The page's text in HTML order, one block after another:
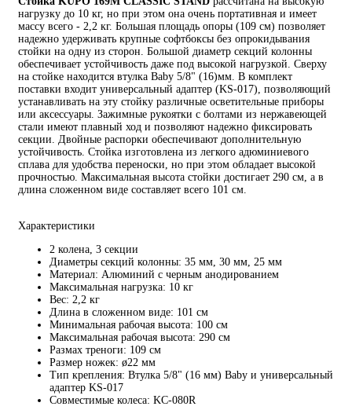
нагрузку до 10 кг, но при этом она очень портативная и имеет
массу всего - 2,2 кг. Большая площадь опоры (109 см) позволяет
надежно удерживать крупные софтбоксы без опрокидывания
стойки на одну из сторон. Большой диаметр секций колонны
обеспечивает устойчивость даже под высокой нагрузкой. Сверху
на стойке находится втулка Baby 5/8" (16)мм. В комплект
поставки входит универсальный адаптер (KS-017), позволяющий
устанавливать на эту стойку различные осветительные приборы
или аксессуары. Зажимные рукоятки с болтами из нержавеющей
стали имеют плавный ход и позволяют надежно фиксировать
секции. Двойные распорки обеспечивают дополнительную
устойчивость. Стойка изготовлена из легкого адюминиевого
сплава для удобства переноски, но при этом обладает высокой
прочностью. Максимальная высота стойки достигает 290 см, а в
длина сложенном виде составляет всего 101 см.
Характеристики
2 колена, 3 секции
Диаметры секций колонны: 35 мм, 30 мм, 25 мм
Материал: Алюминий с черным анодированием
Максимальная нагрузка: 10 кг
Вес: 2,2 кг
Длина в сложенном виде: 101 см
Минимальная рабочая высота: 100 см
Максимальная рабочая высота: 290 см
Размах треноги: 109 см
Размер ножек: ø22 мм
Тип крепления: Втулка 5/8" (16 мм) Baby и универсальный
адаптер KS-017
Совместимые колеса: KC-080R